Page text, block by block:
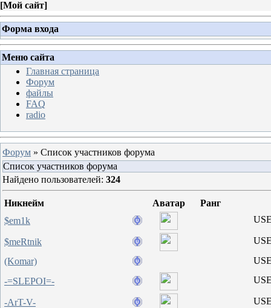
[Мой сайт]
Форма входа
Меню сайта
Главная страница
Форум
файлы
FAQ
radio
Форум » Список участников форума
Список участников форума
Найдено пользователей: 324
Никнейм Аватар
Ранг
$em1k
$meRtnik
(Komar)
-=SLEPOI=-
-ArT-V-